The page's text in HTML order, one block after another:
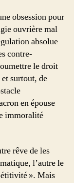
obsession pour
ouvrière mal
absolue
contre-
le droit
surtout, de
en épouse
immoralité
rêve de les
l’autre le
». Mais